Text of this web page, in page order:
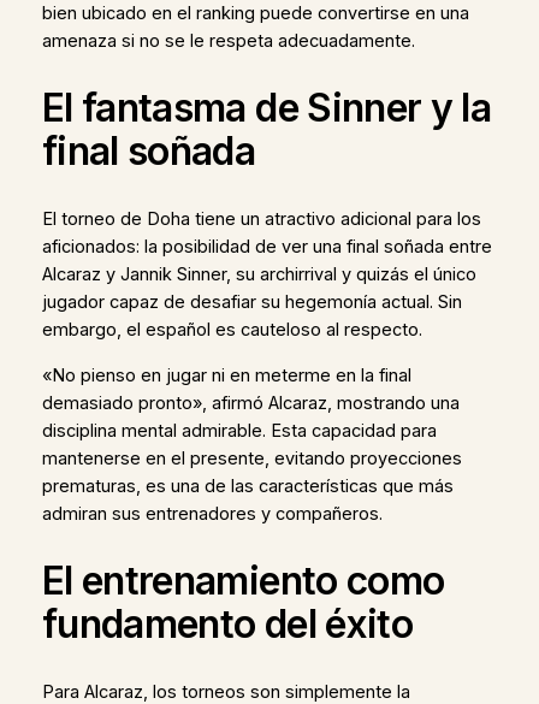
bien ubicado en el ranking puede convertirse en una
amenaza si no se le respeta adecuadamente.
El fantasma de Sinner y la
final soñada
El torneo de Doha tiene un atractivo adicional para los
aficionados: la posibilidad de ver una final soñada entre
Alcaraz y Jannik Sinner, su archirrival y quizás el único
jugador capaz de desafiar su hegemonía actual. Sin
embargo, el español es cauteloso al respecto.
«No pienso en jugar ni en meterme en la final
demasiado pronto», afirmó Alcaraz, mostrando una
disciplina mental admirable. Esta capacidad para
mantenerse en el presente, evitando proyecciones
prematuras, es una de las características que más
admiran sus entrenadores y compañeros.
El entrenamiento como
fundamento del éxito
Para Alcaraz, los torneos son simplemente la